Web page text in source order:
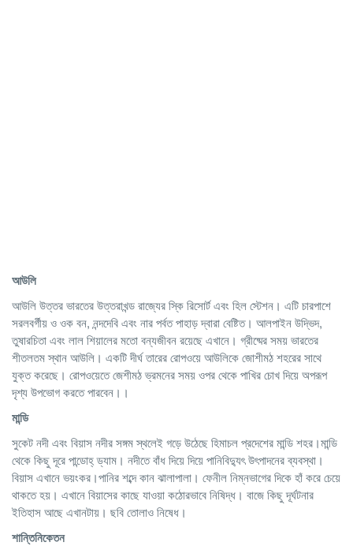
আউলি
আউলি উত্তর ভারতের উত্তরাখন্ড রাজ্যের স্কি রিসোর্ট এবং হিল স্টেশন। এটি চারপাশে
সরলবর্গীয় ও ওক বন, নন্দদেবি এবং নার পর্বত পাহাড় দ্বারা বেষ্টিত। আলপাইন উদ্ভিদ,
তুষারচিতা এবং লাল শিয়ালের মতো বন্যজীবন রয়েছে এখানে। গ্রীষ্মের সময় ভারতের
শীতলতম স্থান আউলি। একটি দীর্ঘ তারের রোপওয়ে আউলিকে জোশীমঠ শহরের সাথে
যুক্ত করেছে। রোপওয়েতে জেশীমঠ ভ্রমনের সময় ওপর থেকে পাখির চোখ দিয়ে অপরূপ
দৃশ্য উপভোগ করতে পারবেন।।
মান্ডি
সুকেট নদী এবং বিয়াস নদীর সঙ্গম স্থলেই গড়ে উঠেছে হিমাচল প্রদেশের মান্ডি শহর।মান্ডি
থেকে কিছু দূরে পান্ডোহ্‌ ড্যাম। নদীতে বাঁধ দিয়ে দিয়ে পানিবিদ্যুৎ উৎপাদনের ব্যবস্থা।
বিয়াস এখানে ভয়ংকর।পানির শব্দে কান ঝালাপালা। ফেনীল নিম্নভাগের দিকে হাঁ করে চেয়ে
থাকতে হয়। এখানে বিয়াসের কাছে যাওয়া কঠোরভাবে নিষিদ্ধ। বাজে কিছু দূর্ঘটনার
ইতিহাস আছে এখানটায়। ছবি তোলাও নিষেধ।
শান্তিনিকেতন